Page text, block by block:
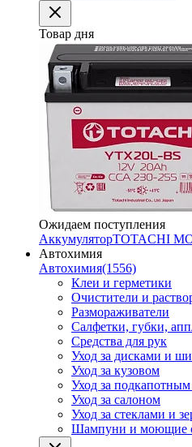
Товар дня
Ожидаем поступления
АккумуляторTOTACHI
Автохимия
Автохимия(1556)
Клеи и герметики
Очистители и
Размораживатели
Салфетки, губки,
Средства для рук
Уход за дисками и
Уход за кузовом
Уход за
Уход за салоном
Уход за стеклами и
Шампуни и моющие